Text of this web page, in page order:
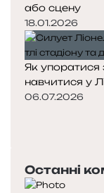
або сцену
18.01.2026
Як
навчитися у
06.07.2026
Останні